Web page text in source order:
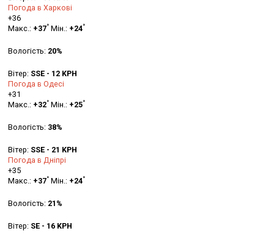
Погода в Харкові
+36
Макс.: +37° Мін.: +24°
Вологість: 20%
Вітер: SSE - 12 KPH
Погода в Одесі
+31
Макс.: +32° Мін.: +25°
Вологість: 38%
Вітер: SSE - 21 KPH
Погода в Дніпрі
+35
Макс.: +37° Мін.: +24°
Вологість: 21%
Вітер: SE - 16 KPH